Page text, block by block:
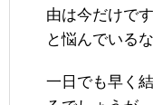
由は今だけで
と悩んでいる
一日でも早く